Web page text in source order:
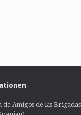
de Amigos de las Brigadas